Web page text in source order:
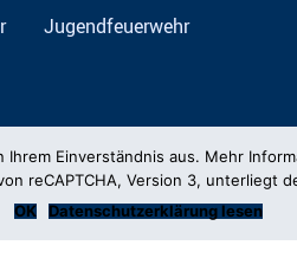
Jugendfeuerwehr
Einverständnis aus. Mehr
reCAPTCHA, Version 3, unterliegt
OK
Datenschutzerklärung lesen